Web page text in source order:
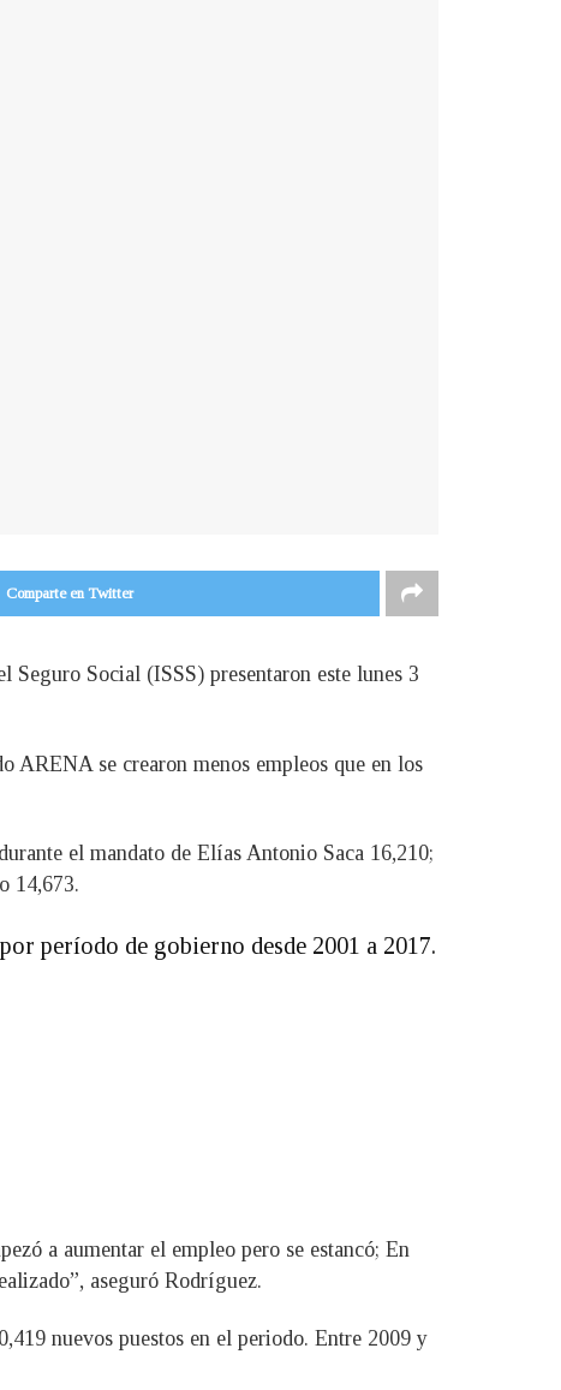
Comparte en Twitter
Social (ISSS) presentaron este lunes 3
ARENA se crearon menos empleos que en los
el mandato de Elías Antonio Saca 16,210;
14,673.
período de gobierno desde 2001 a 2017.
a aumentar el empleo pero se estancó; En
aseguró Rodríguez.
nuevos puestos en el periodo. Entre 2009 y